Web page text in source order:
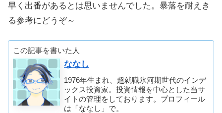
早く出番があるとは思いませんでした。暴落を耐えき
る参考にどうぞ～
この記事を書いた人
ななし
1976年生まれ、超就職氷河期世代のインデ
ックス投資家。投資情報を中心とした当サ
イトの管理をしております。プロフィール
は「ななし」で。